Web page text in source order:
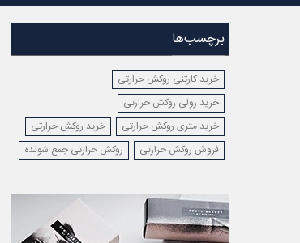
برچسب‌ها
خرید کارتنی روکش حرارتی
خرید رولی روکش حرارتی
خرید متری روکش حرارتی
خرید روکش حرارتی
فروش روکش حرارتی
روکش حرارتی جمع شونده